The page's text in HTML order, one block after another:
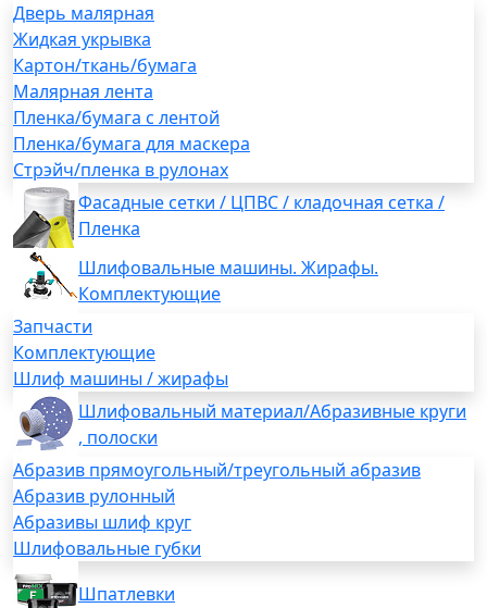
Дверь малярная
Жидкая укрывка
Картон/ткань/бумага
Малярная лента
Пленка/бумага с лентой
Пленка/бумага для маскера
Стрэйч/пленка в рулонах
Фасадные сетки / ЦПВС / кладочная сетка /
Пленка
Шлифовальные машины. Жирафы.
Комплектующие
Запчасти
Комплектующие
Шлиф машины / жирафы
Шлифовальный материал/Абразивные круги
, полоски
Абразив прямоугольный/треугольный абразив
Абразив рулонный
Абразивы шлиф круг
Шлифовальные губки
Шпатлевки